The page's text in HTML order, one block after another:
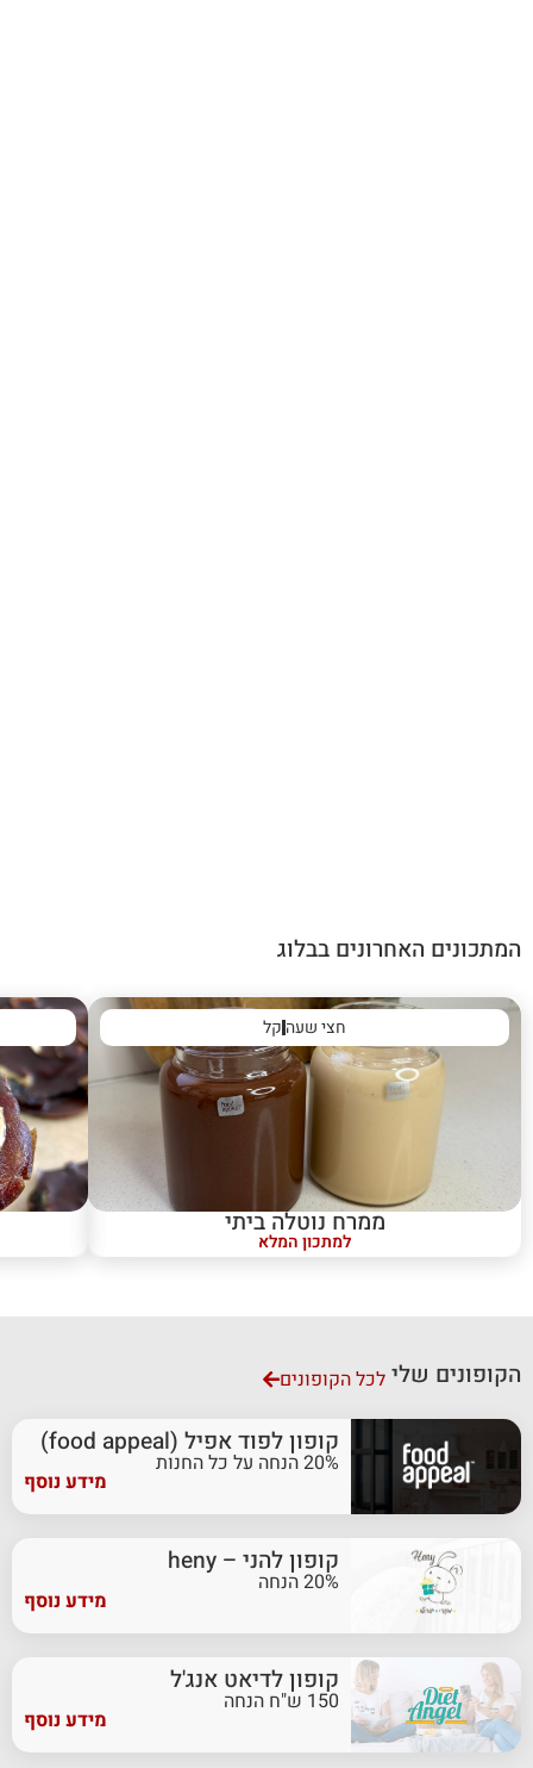
המתכונים האחרונים בבלוג
חצי שעהקל
ממרח נוטלה ביתי
למתכון המלא
הקופונים שלי לכל הקופונים
קופון לפוד אפיל (food appeal)
20% הנחה על כל החנות
מידע נוסף
קופון להני – heny
20% הנחה
מידע נוסף
קופון לדיאט אנג'ל
150 ש"ח הנחה
מידע נוסף